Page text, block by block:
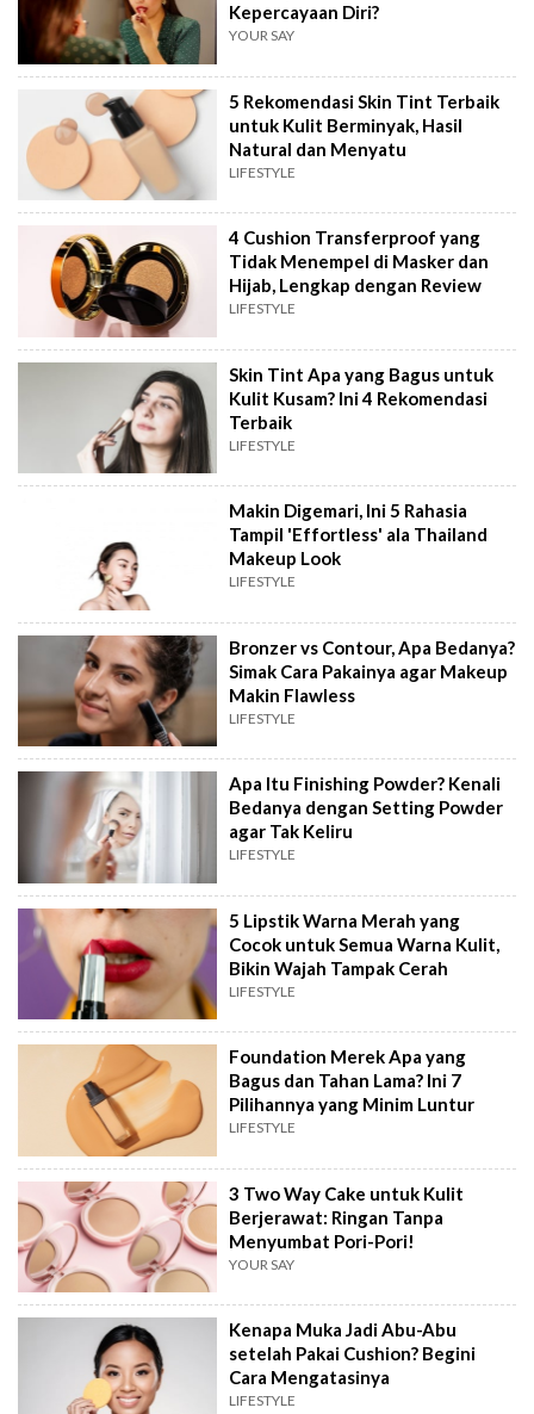
Kepercayaan Diri?
YOUR SAY
5 Rekomendasi Skin Tint Terbaik
untuk Kulit Berminyak, Hasil
Natural dan Menyatu
LIFESTYLE
4 Cushion Transferproof yang
Tidak Menempel di Masker dan
Hijab, Lengkap dengan Review
LIFESTYLE
Skin Tint Apa yang Bagus untuk
Kulit Kusam? Ini 4 Rekomendasi
Terbaik
LIFESTYLE
Makin Digemari, Ini 5 Rahasia
Tampil 'Effortless' ala Thailand
Makeup Look
LIFESTYLE
Bronzer vs Contour, Apa Bedanya?
Simak Cara Pakainya agar Makeup
Makin Flawless
LIFESTYLE
Apa Itu Finishing Powder? Kenali
Bedanya dengan Setting Powder
agar Tak Keliru
LIFESTYLE
5 Lipstik Warna Merah yang
Cocok untuk Semua Warna Kulit,
Bikin Wajah Tampak Cerah
LIFESTYLE
Foundation Merek Apa yang
Bagus dan Tahan Lama? Ini 7
Pilihannya yang Minim Luntur
LIFESTYLE
3 Two Way Cake untuk Kulit
Berjerawat: Ringan Tanpa
Menyumbat Pori-Pori!
YOUR SAY
Kenapa Muka Jadi Abu-Abu
setelah Pakai Cushion? Begini
Cara Mengatasinya
LIFESTYLE